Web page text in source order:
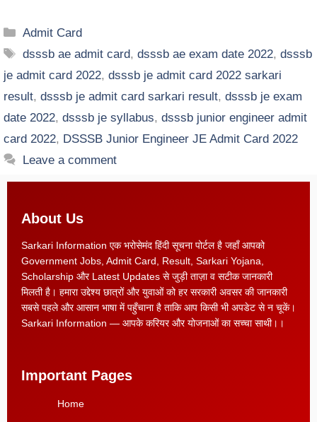
Admit Card
dsssb ae admit card,dsssb ae exam date 2022,dsssb
je admit card 2022, dsssb je admit card 2022 sarkari
result, dsssb je admit card sarkari result, dsssb je exam
date 2022, dsssb je syllabus, dsssb junior engineer admit
card 2022, DSSSB Junior Engineer JE Admit Card 2022
Leave a comment
About Us
Sarkari Information एक भरोसेमंद हिंदी सूचना पोर्टल है जहाँ आपको
Government Jobs, Admit Card, Result, Sarkari Yojana,
Scholarship और Latest Updates से जुड़ी ताज़ा व सटीक जानकारी
मिलती है। हमारा उद्देश्य छात्रों और युवाओं को हर सरकारी अवसर की जानकारी
सबसे पहले और आसान भाषा में पहुँचाना है ताकि आप किसी भी अपडेट से न चूकें।
Sarkari Information — आपके करियर और योजनाओं का सच्चा साथी।।
Important Pages
Home